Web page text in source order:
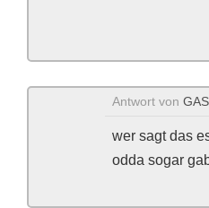
Antwort von
wer sagt das
odda sogar